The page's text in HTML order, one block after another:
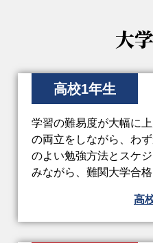
大
高校1年生
学習の難易度が大幅に
の両立をしながら、わ
のよい勉強方法とスケ
みながら、難関大学合格
高